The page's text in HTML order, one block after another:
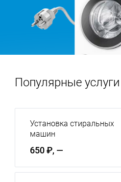
Популярные услуги
Установка стиральных
машин
650 ₽, —